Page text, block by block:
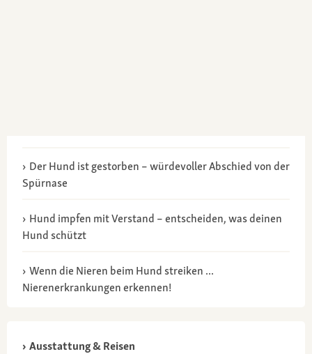
Der Hund ist gestorben – würdevoller Abschied von der
Spürnase
Hund impfen mit Verstand – entscheiden, was deinen
Hund schützt
Wenn die Nieren beim Hund streiken ...
Nierenerkrankungen erkennen!
Ausstattung & Reisen